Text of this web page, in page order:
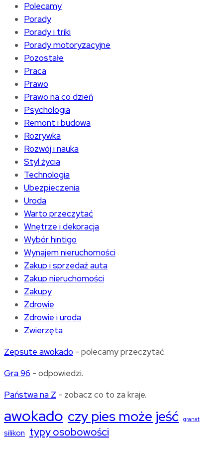
Polecamy
Porady
Porady i triki
Porady motoryzacyjne
Pozostałe
Praca
Prawo
Prawo na co dzień
Psychologia
Remont i budowa
Rozrywka
Rozwój i nauka
Styl życia
Technologia
Ubezpieczenia
Uroda
Warto przeczytać
Wnętrze i dekoracja
Wybór hintigo
Wynajem nieruchomości
Zakup i sprzedaż auta
Zakup nieruchomości
Zakupy
Zdrowie
Zdrowie i uroda
Zwierzęta
Zepsute awokado - polecamy przeczytać.
Gra 96 - odpowiedzi.
Państwa na Z - zobacz co to za kraje.
awokado czy pies może jeść granat
silikon typy osobowości